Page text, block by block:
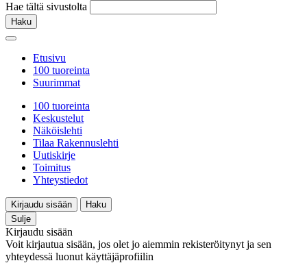
Hae tältä sivustolta
Haku
Etusivu
100 tuoreinta
Suurimmat
100 tuoreinta
Keskustelut
Näköislehti
Tilaa Rakennuslehti
Uutiskirje
Toimitus
Yhteystiedot
Kirjaudu sisään
Haku
Sulje
Kirjaudu sisään
Voit kirjautua sisään, jos olet jo aiemmin rekisteröitynyt ja sen
yhteydessä luonut käyttäjäprofiilin